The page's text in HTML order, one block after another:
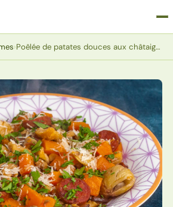
› Poêlée de patates douces aux châtaignes, cèpes et chorizo